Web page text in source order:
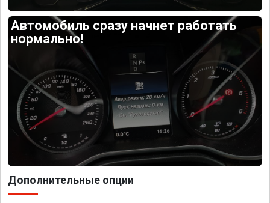
Автомобиль сразу начнет работать
нормально!
Дополнительные опции